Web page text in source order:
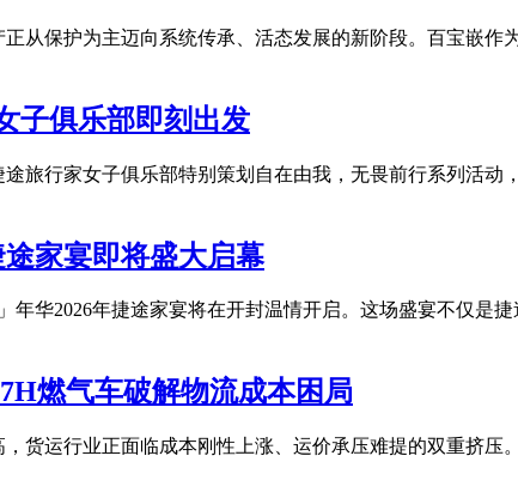
从保护为主迈向系统传承、活态发展的新阶段。百宝嵌
子俱乐部即刻出发
旅行家女子俱乐部特别策划自在由我，无畏前行系列活
家宴即将盛大启幕
年华2026年捷途家宴将在开封温情开启。这场盛宴不仅是
燃气车破解物流成本困局
货运行业正面临成本刚性上涨、运价承压难提的双重挤